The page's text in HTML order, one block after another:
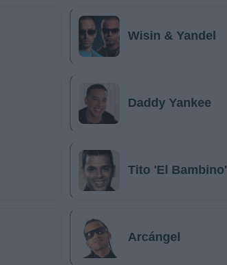
Wisin & Yandel
Daddy Yankee
Tito 'El Bambino'
Arcángel